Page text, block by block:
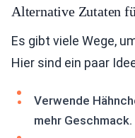
Alternative Zutaten
Es gibt viele Wege,
Hier sind ein paar
Verwende
mehr Geschmack.